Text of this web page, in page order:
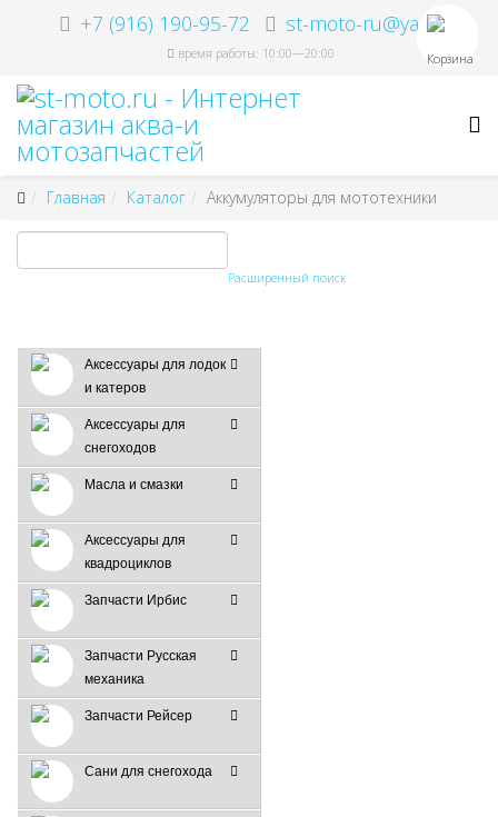
+7 (916) 190-95-72 st-moto-ru@ya.ru
время работы: 10:00—20:00 Корзина
Главная Каталог Аккумуляторы для мототехники
Расширенный поиск
Аксессуары для лодок
и катеров
Аксессуары для
снегоходов
Масла и смазки
Аксессуары для
квадроциклов
Запчасти Ирбис
Запчасти Русская
механика
Запчасти Рейсер
Сани для снегохода